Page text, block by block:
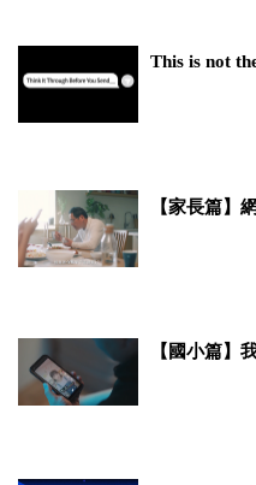
This is not
【家長篇】
【國小篇】